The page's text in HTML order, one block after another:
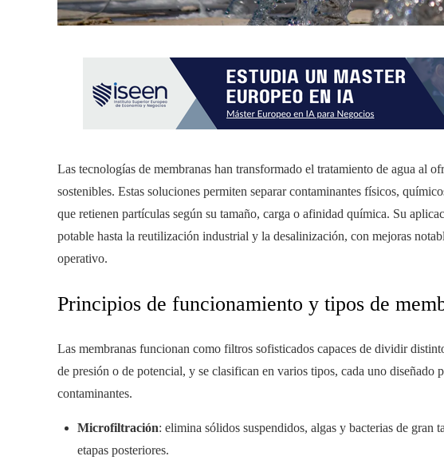
Las tecnologías de membranas han transformado el tratamiento de agua al
sostenibles. Estas soluciones permiten separar contaminantes físicos,
que retienen partículas según su tamaño, carga o afinidad química. Su
potable hasta la reutilización industrial y la desalinización, con mejoras
operativo.
Principios de funcionamiento y tipos de
Las membranas funcionan como filtros sofisticados capaces de dividir
de presión o de potencial, y se clasifican en varios tipos, cada uno diseñado
contaminantes.
Microfiltración: elimina sólidos suspendidos, algas y bacterias de gran
etapas posteriores.